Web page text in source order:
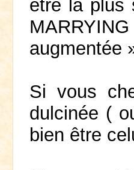
être la plus
augmentée
Si vous
dulcinée (
bien être